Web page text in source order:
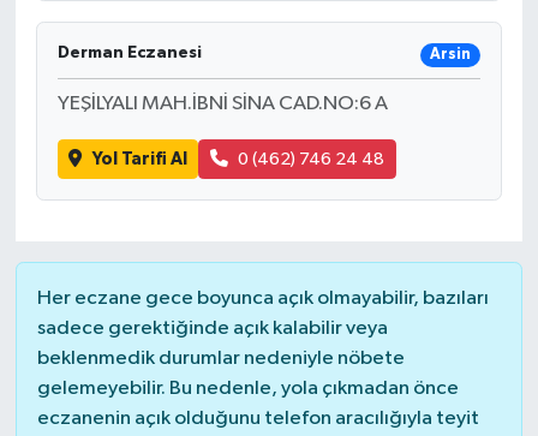
Derman Eczanesi Arsin
YEŞİLYALI MAH.İBNİ SİNA CAD.NO:6 A
Yol Tarifi Al 0 (462) 746 24 48
Her eczane gece boyunca açık olmayabilir, bazıları
sadece gerektiğinde açık kalabilir veya
beklenmedik durumlar nedeniyle nöbete
gelemeyebilir. Bu nedenle, yola çıkmadan önce
eczanenin açık olduğunu telefon aracılığıyla teyit